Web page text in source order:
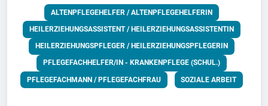
ALTENPFLEGEHELFER / ALTENPFLEGEHELFERIN
HEILERZIEHUNGSASSISTENT / HEILERZIEHUNGSASSISTENTIN
HEILERZIEHUNGSPFLEGER / HEILERZIEHUNGSPFLEGERIN
PFLEGEFACHHELFER/IN - KRANKENPFLEGE (SCHUL.)
PFLEGEFACHMANN / PFLEGEFACHFRAU SOZIALE ARBEIT